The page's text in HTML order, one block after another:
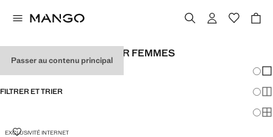
Passer au contenu principal
LOOKS DE FESTIVAL POUR FEMMES
FILTRER ET TRIER
EXCLUSIVITÉ INTERNET
PULL EN CROCHET À SEQUINS